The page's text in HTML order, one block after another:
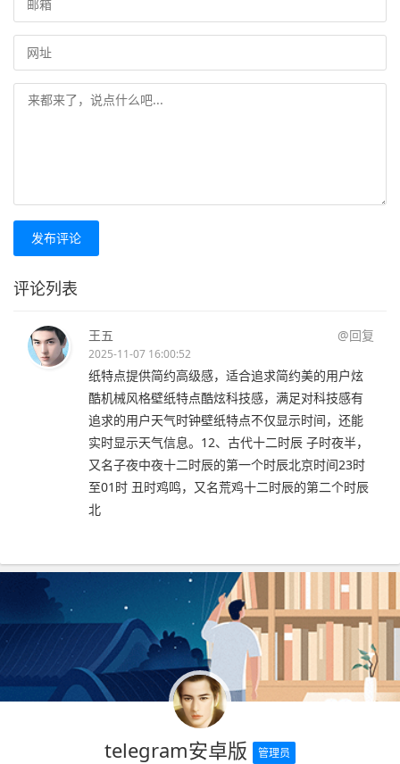
发布评论
评论列表
王五 @回复
2025-11-07 16:00:52
纸特点提供简约高级感，适合追求简约美的用户炫
酷机械风格壁纸特点酷炫科技感，满足对科技感有
追求的用户天气时钟壁纸特点不仅显示时间，还能
实时显示天气信息。12、古代十二时辰 子时夜半，
又名子夜中夜十二时辰的第一个时辰北京时间23时
至01时 丑时鸡鸣，又名荒鸡十二时辰的第二个时辰
北
telegram安卓版 管理员